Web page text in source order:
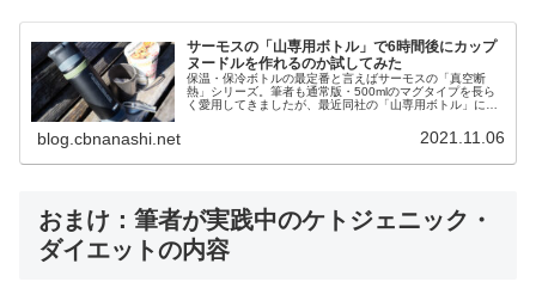
サーモスの「山専用ボトル」で6時間後にカップ
ヌードルを作れるのか試してみた
保温・保冷ボトルの最定番と言えばサーモスの「真空断
熱」シリーズ。筆者も通常版・500mlのマグタイプを長ら
く愛用してきましたが、最近同社の「山専用ボトル」に買
blog.cbnanashi.net 2021.11.06
おまけ：筆者が実践中のケトジェニック・
ダイエットの内容